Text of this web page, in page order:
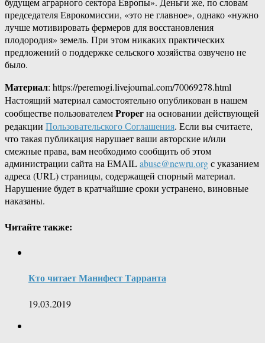
председателя Еврокомиссии, «это не главное», однако «нужно
лучше мотивировать фермеров для восстановления
плодородия» земель. При этом никаких практических
предложений о поддержке сельского хозяйства озвучено не
было.
Материал: https://peremogi.livejournal.com/70069278.html
Настоящий материал самостоятельно опубликован в нашем
сообществе пользователемProperна основании действующей
редакции Пользовательского Соглашения. Если вы считаете,
что такая публикация нарушает ваши авторские и/или
смежные права, вам необходимо сообщить об этом
администрации сайта на EMAILabuse@newru.orgс указанием
адреса (URL) страницы, содержащей спорный материал.
Нарушение будет в кратчайшие сроки устранено, виновные
наказаны.
Читайте также:
Кто читает Манифест Тарранта
19.03.2019